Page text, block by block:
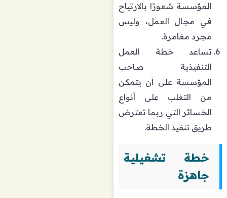
المؤسسة شعورًا بالارتياح
في مجال العمل، وليس
مجرد مغامرة.
تساعد خطة العمل
التنفيذية صاحب
المؤسسة على أن يتمكن
من التغلب على أنواع
الخسائر التي ربما تعترض
طريق تنفيذ الخطة.
خطة تشغيلية
جاهزة